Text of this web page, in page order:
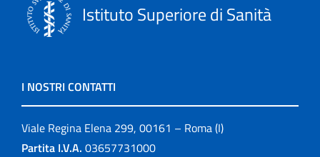
Istituto Superiore di Sanità
I NOSTRI CONTATTI
Viale Regina Elena 299, 00161 – Roma (I)
Partita I.V.A. 03657731000